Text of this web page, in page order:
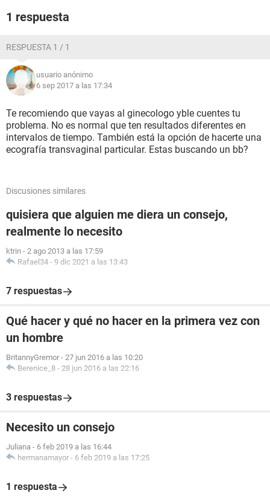
1 respuesta
RESPUESTA 1 / 1
usuario anónimo
6 sep 2017 a las 17:34
Te recomiendo que vayas al ginecologo yble cuentes tu
problema. No es normal que ten resultados diferentes en
intervalos de tiempo. También está la opción de hacerte una
ecografía transvaginal particular. Estas buscando un bb?
Discusiones similares
quisiera que alguien me diera un consejo,
realmente lo necesito
ktrin - 2 ago 2013 a las 17:59
Rafael34 - 9 dic 2021 a las 13:43
7 respuestas
Qué hacer y qué no hacer en la primera vez con
un hombre
BritannyGremor - 27 jun 2016 a las 10:20
Berenice_8 - 28 jun 2016 a las 22:16
3 respuestas
Necesito un consejo
Juliana - 6 feb 2019 a las 16:44
hermanamayor - 6 feb 2019 a las 17:25
1 respuesta